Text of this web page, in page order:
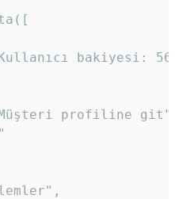
bakiyesi:
profiline